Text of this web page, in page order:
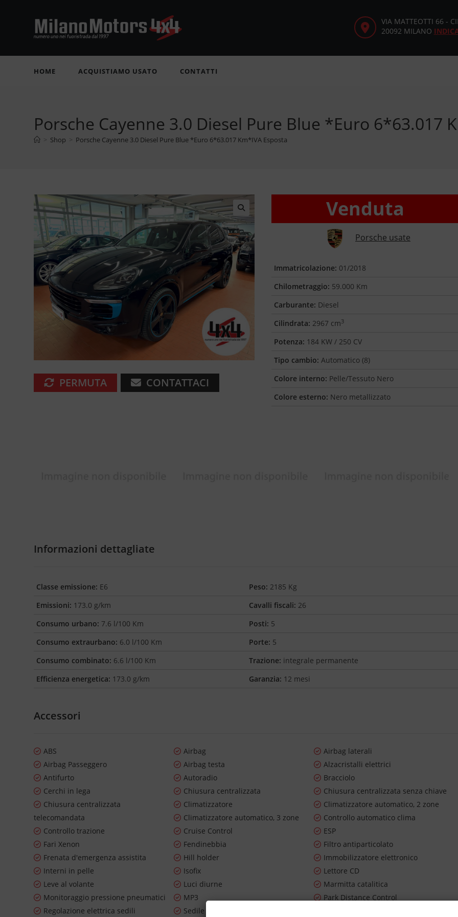
VIA MATTEOTTI 66 -
20092 MILANO
HOME ACQUISTIAMO USATO CONTATTI
Porsche Cayenne 3.0 Diesel Pure Blue *Euro 6*63.017
> Shop > Porsche Cayenne 3.0 Diesel Pure Blue *Euro 6*63.017 Km*IVA Esposta
🔍
PERMUTA CONTATTACI
Venduta
Porsche usate
Immatricolazione: 01/2018
Chilometraggio: 59.000 Km
Carburante: Diesel
Cilindrata: 2967 cm3
Potenza: 184 KW / 250 CV
Tipo cambio: Automatico (8)
Colore interno: Pelle/Tessuto Nero
Colore esterno: Nero metallizzato
Informazioni dettagliate
Classe emissione: E6
Emissioni: 173.0 g/km
Consumo urbano: 7.6 l/100 Km
Consumo extraurbano: 6.0 l/100 Km
Consumo combinato: 6.6 l/100 Km
Efficienza energetica: 173.0 g/km
Peso: 2185 Kg
Cavalli fiscali: 26
Posti: 5
Porte: 5
Trazione: integrale permanente
Garanzia: 12 mesi
Accessori
ABS Airbag
Airbag laterali
Airbag Passeggero
Airbag testa
Alzacristalli elettrici
Antifurto
Autoradio
Bracciolo
Cerchi in lega
Chiusura centralizzata
Chiusura centralizzata senza chiave
Chiusura centralizzata
telecomandata
Climatizzatore
Climatizzatore automatico, 2 zone
Climatizzatore automatico, 3 zone
Controllo automatico clima
Controllo trazione
Cruise Control
ESP
Fari Xenon
Fendinebbia
Filtro antiparticolato
Frenata d'emergenza assistita
Hill holder
Immobilizzatore elettronico
Interni in pelle
Isofix
Lettore CD
Leve al volante
Luci diurne
Marmitta catalitica
Monitoraggio pressione pneumatici
MP3
Park Distance Control
Regolazione elettrica sedili
Sedile posteriore sdoppiato